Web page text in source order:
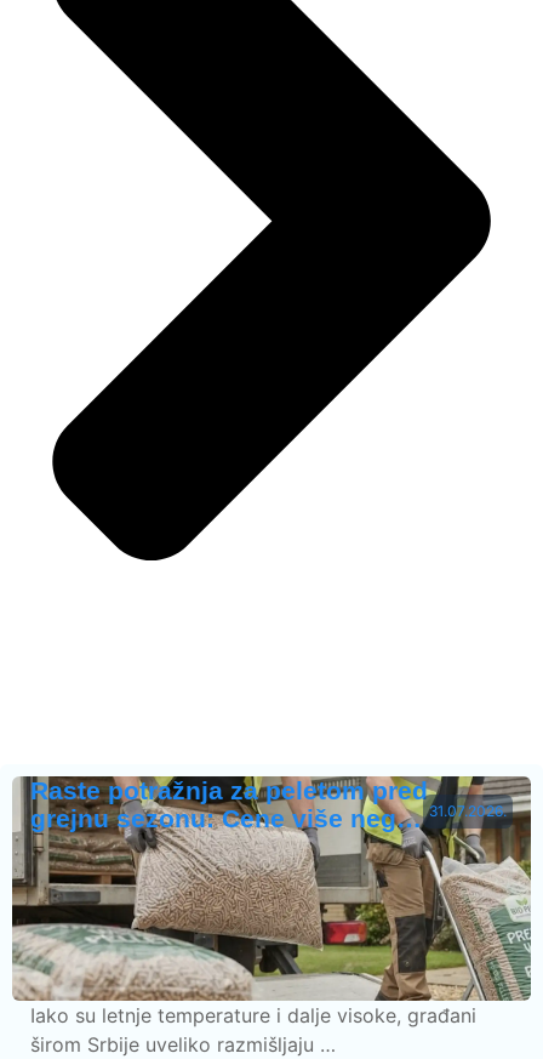
31.07.2026.
Raste potražnja za peletom pred
grejnu sezonu: Cene više neg…
Iako su letnje temperature i dalje visoke, građani
širom Srbije uveliko razmišljaju …